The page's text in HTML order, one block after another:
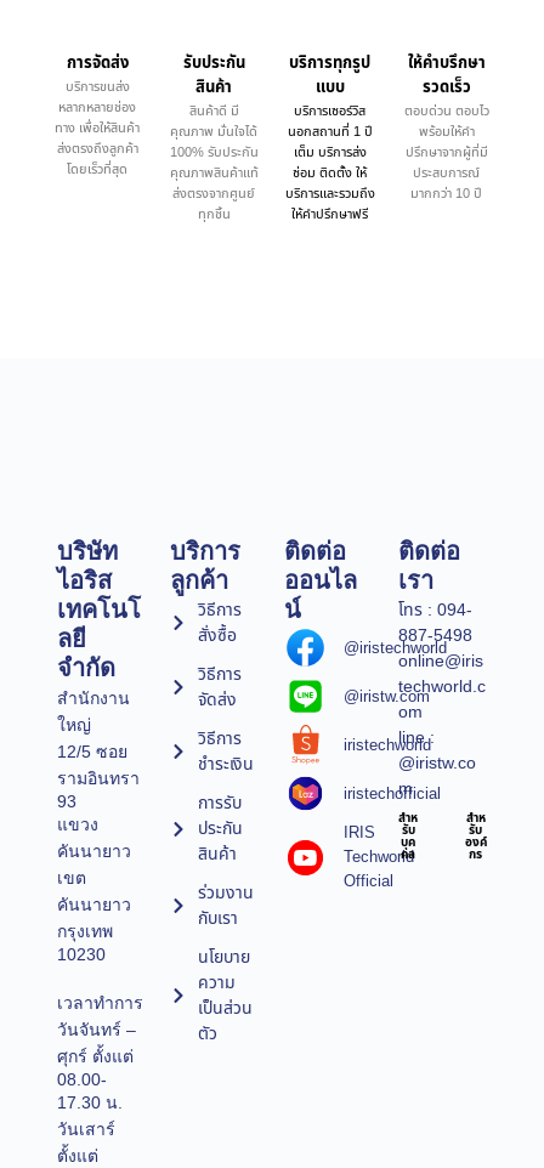
การจัดส่ง
บริการขนส่ง
หลากหลายช่อง
ทาง เพื่อให้สินค้า
ส่งตรงถึงลูกค้า
โดยเร็วที่สุด
รับประกัน
สินค้า
สินค้าดี มี
คุณภาพ มั่นใจได้
100% รับประกัน
คุณภาพสินค้าแท้
ส่งตรงจากศูนย์
ทุกชิ้น
บริการทุกรูป
แบบ
บริการเซอร์วิส
นอกสถานที่ 1 ปี
เต็ม บริการส่ง
ซ่อม ติดตั้ง ให้
บริการและรวมถึง
ให้คำปรึกษาฟรี
ให้คำบรึกษา
รวดเร็ว
ตอบด่วน ตอบไว
พร้อมให้คำ
ปรึกษาจากผู้ที่มี
ประสบการณ์
มากกว่า 10 ปี
บริษัท
ไอริส
เทคโนโ
ลยี
จำกัด
สำนักงาน
ใหญ่
12/5 ซอย
รามอินทรา
93
แขวง
คันนายาว
เขต
คันนายาว
กรุงเทพ
10230
เวลาทำการ
วันจันทร์ –
ศุกร์ ตั้งแต่
08.00-
17.30 น.
วันเสาร์
ตั้งแต่
บริการ
ลูกค้า
วิธีการ
สั่งซื้อ
วิธีการ
จัดส่ง
วิธีการ
ชำระเงิน
การรับ
ประกัน
สินค้า
ร่วมงาน
กับเรา
นโยบาย
ความ
เป็นส่วน
ตัว
ติดต่อ
ออนไล
น์
@iristechworld
@iristw.com
iristechworld
iristechofficial
IRIS
Techworld
Official
ติดต่อ
เรา
โทร : 094-
887-5498
online@iris
techworld.c
om
line :
@iristw.co
m
สำห
รับ
บุค
คล
สำห
รับ
องค์
กร